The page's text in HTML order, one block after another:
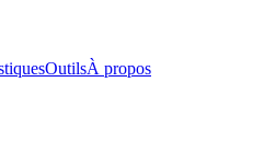
OutilsÀ propos